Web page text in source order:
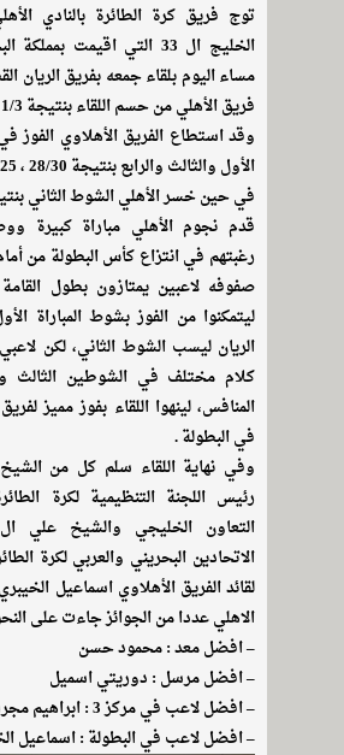
توج فريق كرة الطائرة بالنادي
الخليج ال 33 التي اقيمت
مساء اليوم بلقاء جمعه بفريق الريان
فريق الأهلي من حسم اللقاء بنتيجة 1/3
وقد استطاع الفريق الأهلاوي الفوز
الأول والثالث والرابع بنتيجة 28/30 ، 16/25 ، 24/26
في حين خسر الأهلي الشوط الثاني بنتيجة
قدم نجوم الأهلي مباراة كبيرة
رغبتهم في انتزاع كأس البطولة من
صفوفه لاعبين يمتازون بطول
ليتمكنوا من الفوز بشوط المباراة
الريان ليسب الشوط الثاني، لكن
كلام مختلف في الشوطين الثالث
المنافس، لينهوا اللقاء بفوز مميز
في البطولة .
وفي نهاية اللقاء سلم كل من
رئيس اللجنة التنظيمية لكرة
التعاون الخليجي والشيخ علي
الاتحادين البحريني والعربي لكرة
لقائد الفريق الأهلاوي اسماعيل
الاهلي عددا من الجوائز جاءت على
– افضل معد : محمود حسن
– افضل مرسل : دوريتي اسميل
– افضل لاعب في مركز 3 : ابراهيم مجرشي
– افضل لاعب في البطولة : اسماعيل